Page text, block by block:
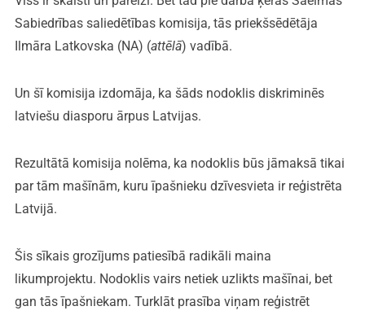
Sabiedrības saliedētības komisija, tās priekšsēdētāja
Ilmāra Latkovska (NA) (attēlā) vadībā.
Un šī komisija izdomāja, ka šāds nodoklis diskriminēs
latviešu diasporu ārpus Latvijas.
Rezultātā komisija nolēma, ka nodoklis būs jāmaksā tikai
par tām mašīnām, kuru īpašnieku dzīvesvieta ir reģistrēta
Latvijā.
Šis sīkais grozījums patiesībā radikāli maina
likumprojektu. Nodoklis vairs netiek uzlikts mašīnai, bet
gan tās īpašniekam. Turklāt prasība viņam reģistrēt